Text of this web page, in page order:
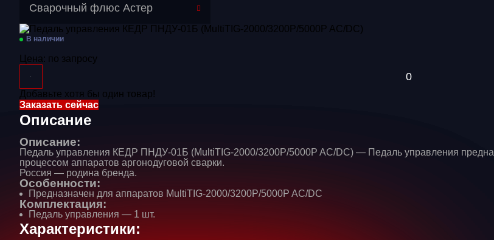
Перейти в категорию
Газосварочное оборудование
Расходные материалы
Сварочные аппараты
Сварочные горелки
Средства защиты
Сварочный флюс Астер
В наличии
Цена: по запросу
Добавьте хотя бы один товар!
Заказать сейчас
Описание
Описание:
Педаль управления КЕДР ПНДУ-01Б (MultiTIG-2000/3200P/5000P AC/DC) — Педаль управления
процессом аппаратов аргонодуговой сварки.
Россия — родина бренда.
Особенности:
Предназначен для аппаратов MultiTIG-2000/3200P/5000P AC/DC
Комплектация:
Педаль управления — 1 шт.
Характеристики: